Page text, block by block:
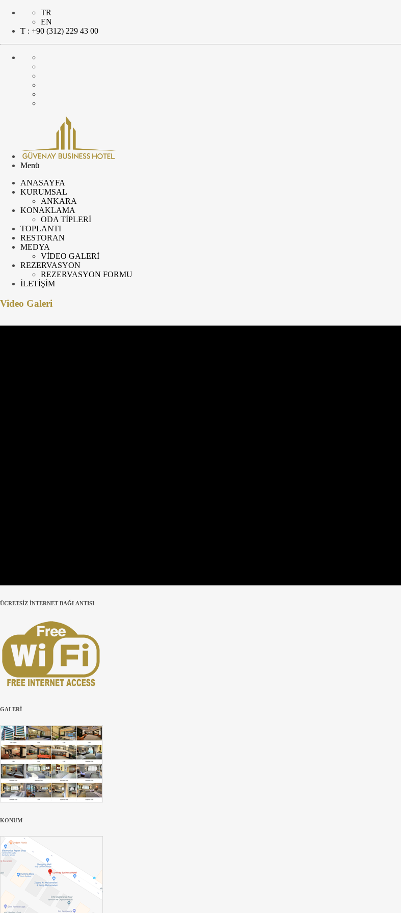
TR
EN
T : +90 (312) 229 43 00
Menü
ANASAYFA
KURUMSAL
ANKARA
KONAKLAMA
ODA TİPLERİ
TOPLANTI
RESTORAN
MEDYA
VİDEO GALERİ
REZERVASYON
REZERVASYON FORMU
İLETİŞİM
Video Galeri
ÜCRETSİZ İNTERNET BAĞLANTISI
GALERİ
KONUM